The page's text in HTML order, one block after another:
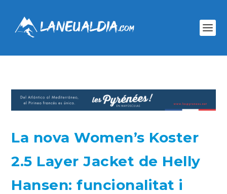
La nova Women’s Koster
2.5 Layer Jacket de Helly
Hansen: funcionalitat i